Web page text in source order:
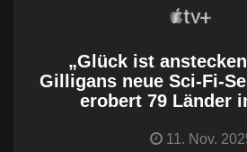
„Glück ist
Gilligans neue Sci-Fi-
erobert 79 Länder
11. Nov.